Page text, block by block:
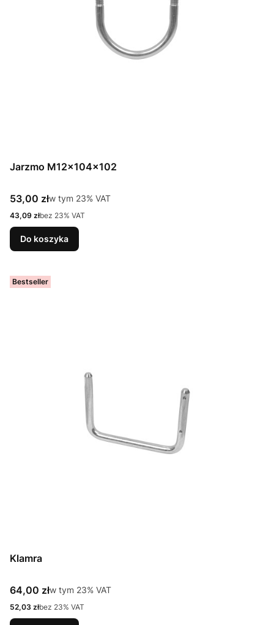
Jarzmo M12x104x102
Cena brutto
53,00 złw tym %s VAT
w tym 23% VAT
Cena netto
43,09 złbez 23% VAT
Do koszyka
Bestseller
Klamra
Cena brutto
64,00 złw tym %s VAT
w tym 23% VAT
Cena netto
52,03 złbez 23% VAT